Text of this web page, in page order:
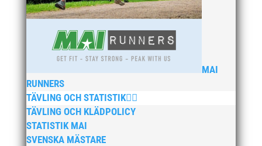
MAI
RUNNERS
TÄVLING OCH STATISTIK
TÄVLING OCH KLÄDPOLICY
STATISTIK MAI
SVENSKA MÄSTARE